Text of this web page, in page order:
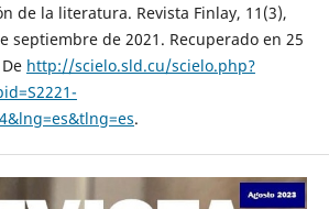
de la literatura. Revista Finlay, 11(3),
septiembre de 2021. Recuperado en 25
http://scielo.sld.cu/scielo.php?
.